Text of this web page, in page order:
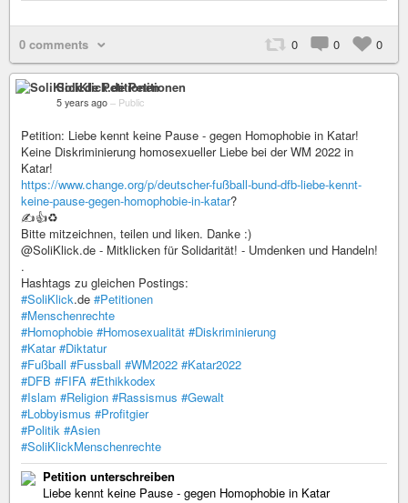
0 comments 0 0 0
SoliKlick.de Petitionen
5 years ago – Public
Petition: Liebe kennt keine Pause - gegen Homophobie in Katar!
Keine Diskriminierung homosexueller Liebe bei der WM 2022 in
Katar!
https://www.change.org/p/deutscher-fußball-bund-dfb-liebe-kennt-
keine-pause-gegen-homophobie-in-katar?
✍️👍♻️
Bitte mitzeichnen, teilen und liken. Danke :)
@SoliKlick.de - Mitklicken für Solidarität! - Umdenken und Handeln!
.
Hashtags zu gleichen Postings:
#SoliKlick.de #Petitionen
#Menschenrechte
#Homophobie #Homosexualität #Diskriminierung
#Katar #Diktatur
#Fußball #Fussball #WM2022 #Katar2022
#DFB #FIFA #Ethikkodex
#Islam #Religion #Rassismus #Gewalt
#Lobbyismus #Profitgier
#Politik #Asien
#SoliKlickMenschenrechte
Petition unterschreiben
Liebe kennt keine Pause - gegen Homophobie in Katar